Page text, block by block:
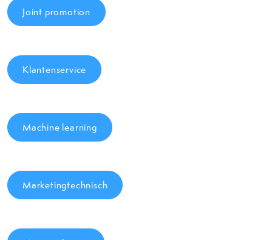
Joint promotion
Klantenservice
Machine learning
Marketingtechnisch